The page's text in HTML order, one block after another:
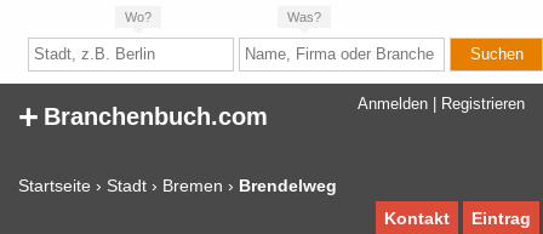
Wo? Was?
Anmelden Registrieren
+ Branchenbuch.com
Startseite › Stadt › Bremen › Brendelweg
Eintrag
Kontakt